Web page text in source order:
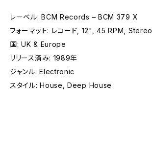
レーベル: BCM Records – BCM 379 X
フォーマット: レコード, 12", 45 RPM, Stereo
国: UK & Europe
リリース済み: 1989年
ジャンル: Electronic
スタイル: House, Deep House